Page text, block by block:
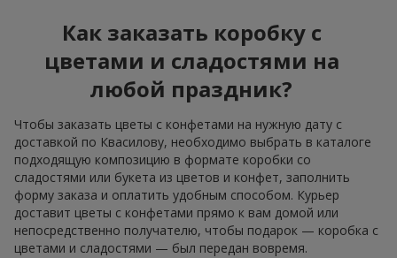
Как заказать коробку с
цветами и сладостями на
любой праздник?
Чтобы заказать цветы с конфетами на нужную дату с
доставкой по Квасилову, необходимо выбрать в каталоге
подходящую композицию в формате коробки со
сладостями или букета из цветов и конфет, заполнить
форму заказа и оплатить удобным способом. Курьер
доставит цветы с конфетами прямо к вам домой или
непосредственно получателю, чтобы подарок — коробка с
цветами и сладостями — был передан вовремя.